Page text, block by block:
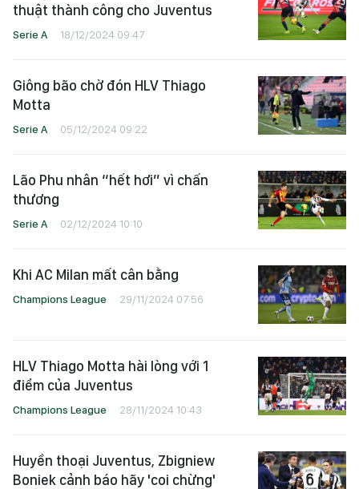
thuật thành công cho Juventus
Serie A 18/12/2024 09:47
Giông bão chờ đón HLV Thiago
Motta
Serie A 05/12/2024 09:22
Lão Phu nhân “hết hơi” vì chấn
thương
Serie A 02/12/2024 10:10
Khi AC Milan mất cân bằng
Champions League 29/11/2024 07:56
HLV Thiago Motta hài lòng với 1
điểm của Juventus
Champions League 28/11/2024 10:43
Huyền thoại Juventus, Zbigniew
Boniek cảnh báo hãy 'coi chừng'